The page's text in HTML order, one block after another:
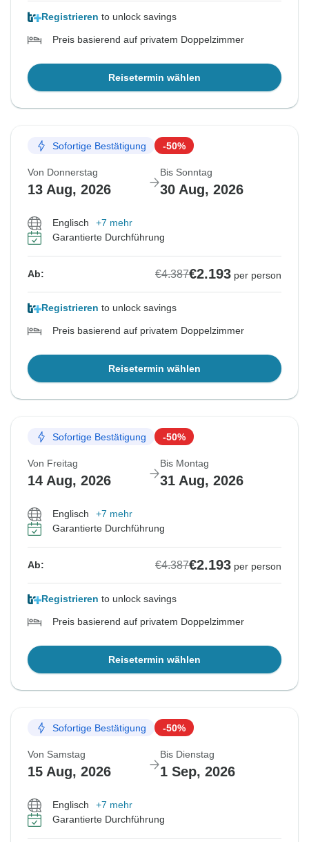
Registrieren to unlock savings
Preis basierend auf privatem Doppelzimmer
Reisetermin wählen
Sofortige Bestätigung -50%
Von Donnerstag
13 Aug, 2026
Bis Sonntag
30 Aug, 2026
Englisch
+7 mehr
Garantierte Durchführung
Ab: €4.387€2.193 per person
Registrieren to unlock savings
Preis basierend auf privatem Doppelzimmer
Reisetermin wählen
Sofortige Bestätigung -50%
Von Freitag
14 Aug, 2026
Bis Montag
31 Aug, 2026
Englisch
+7 mehr
Garantierte Durchführung
Ab: €4.387€2.193 per person
Registrieren to unlock savings
Preis basierend auf privatem Doppelzimmer
Reisetermin wählen
Sofortige Bestätigung -50%
Von Samstag
15 Aug, 2026
Bis Dienstag
1 Sep, 2026
Englisch
+7 mehr
Garantierte Durchführung